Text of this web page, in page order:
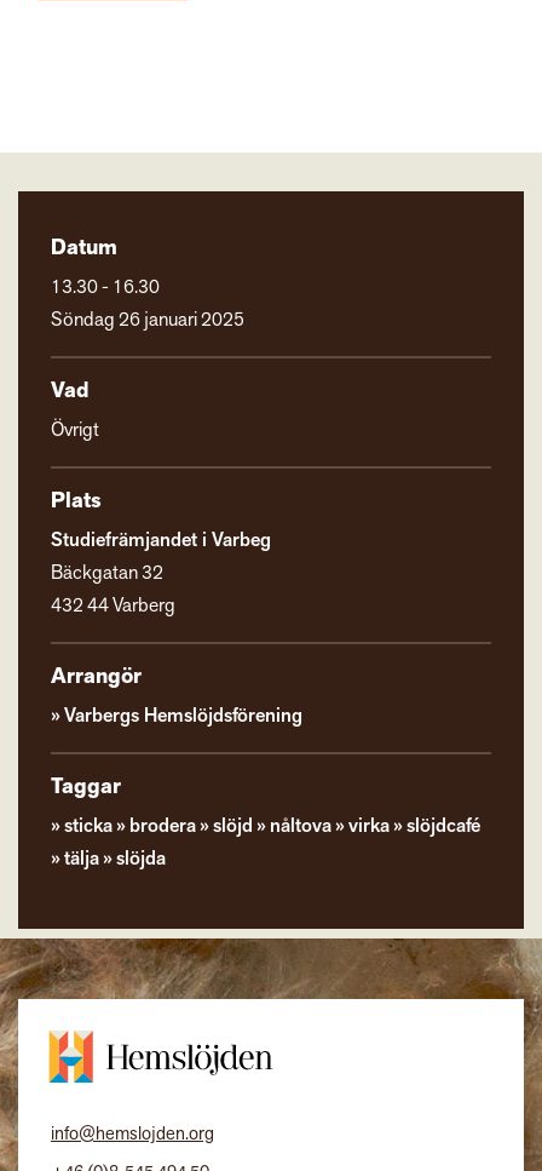
Datum
13.30 - 16.30
Söndag 26 januari 2025
Vad
Övrigt
Plats
Studiefrämjandet i Varbeg
Bäckgatan 32
432 44 Varberg
Arrangör
Varbergs Hemslöjdsförening
Taggar
sticka brodera slöjd nåltova virka
slöjdcafé
tälja
slöjda
info@hemslojden.org